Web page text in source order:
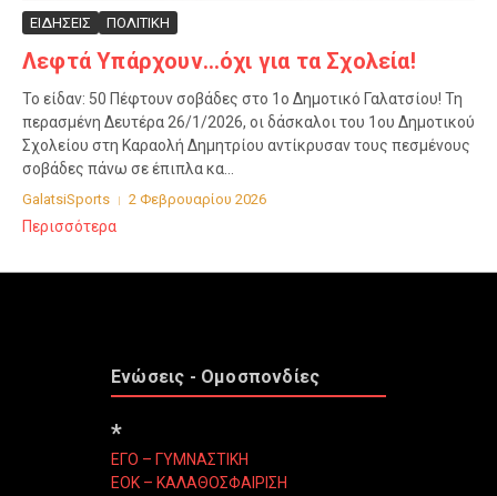
ΕΙΔΗΣΕΙΣ ΠΟΛΙΤΙΚΗ
Λεφτά Υπάρχουν…όχι για τα Σχολεία!
Το είδαν: 50 Πέφτουν σοβάδες στο 1ο Δημοτικό Γαλατσίου! Τη
περασμένη Δευτέρα 26/1/2026, οι δάσκαλοι του 1ου Δημοτικού
Σχολείου στη Καραολή Δημητρίου αντίκρυσαν τους πεσμένους
σοβάδες πάνω σε έπιπλα κα...
GalatsiSports 2 Φεβρουαρίου 2026
Περισσότερα
Ενώσεις - Ομοσπονδίες
*
ΕΓΟ – ΓΥΜΝΑΣΤΙΚΗ
ΕΟΚ – ΚΑΛΑΘΟΣΦΑΙΡΙΣΗ